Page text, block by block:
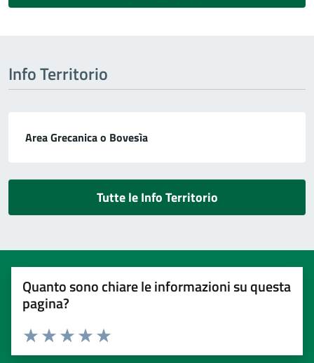
Info Territorio
Area Grecanica o Bovesìa
Tutte le Info Territorio
Quanto sono chiare le informazioni su questa
pagina?
Valuta 5 stelle su 5
Valuta 4 stelle su 5
Valuta 3 stelle su 5
Valuta 2 stelle su 5
Valuta 1 stelle su 5